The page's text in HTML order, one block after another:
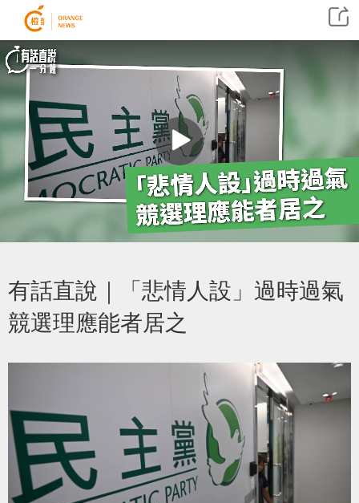
有話直說｜「悲情人設」過時過氣
競選理應能者居之